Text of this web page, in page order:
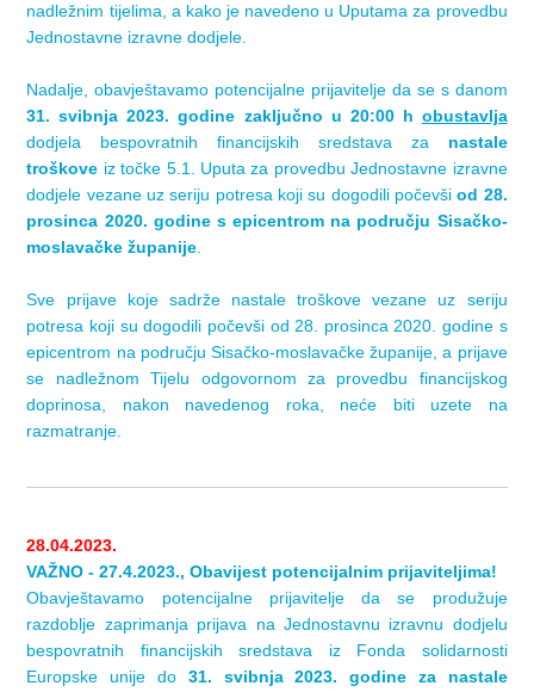
nadležnim tijelima, a kako je navedeno u Uputama za provedbu
Jednostavne izravne dodjele.
Nadalje, obavještavamo potencijalne prijavitelje da se s danom
31. svibnja 2023. godine zaključno u 20:00 h obustavlja
dodjela bespovratnih financijskih sredstava za nastale
troškove iz točke 5.1. Uputa za provedbu Jednostavne izravne
dodjele vezane uz seriju potresa koji su dogodili počevšiod 28.
prosinca 2020. godine s epicentrom na području Sisačko-
moslavačke županije
Sve prijave koje sadrže nastale troškove vezane uz seriju
potresa koji su dogodili počevši od 28. prosinca 2020. godine s
epicentrom na području Sisačko-moslavačke županije, a prijave
se nadležnom Tijelu odgovornom za provedbu financijskog
doprinosa, nakon navedenog roka, neće biti uzete na
razmatranje.
28.04.2023.
VAŽNO - 27.4.2023., Obavijest potencijalnim prijaviteljima!
Obavještavamo potencijalne prijavitelje da se produžuje
razdoblje zaprimanja prijava na Jednostavnu izravnu dodjelu
bespovratnih financijskih sredstava iz Fonda solidarnosti
Europske unije do 31. svibnja 2023. godine za nastale